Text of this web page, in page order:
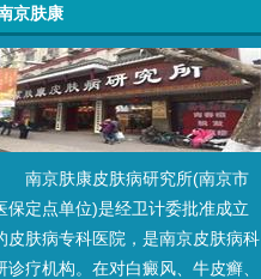
京肤康
南京肤康皮肤病研究所(南京市
保定点单位)是经卫计委批准成立
皮肤病专科医院，是南京皮肤病科
诊疗机构。在对白癜风、牛皮癣、